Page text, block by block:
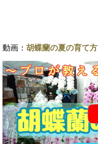
動画： 胡蝶蘭の夏の育て方